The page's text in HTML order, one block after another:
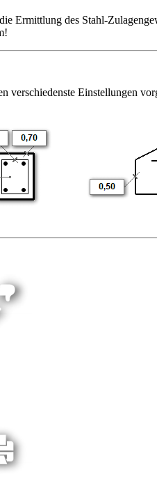
Ermittlung des Stahl-
verschiedenste Einstellungen